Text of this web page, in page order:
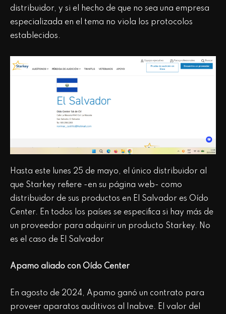
distribuidor, y si el hecho de que no sea una empresa
especializada en el tema no viola los protocolos
establecidos.
Hasta este lunes 25 de mayo, el único distribuidor al
que Starkey refiere -en su página web- como
distribuidor de sus productos en El Salvador es Oído
Center. En todos los países se especifica si hay más de
un proveedor para adquirir un producto Starkey. No
es el caso de El Salvador
Apamo aliado con Oído Center
En agosto de 2024, Apamo ganó un contrato para
proveer aparatos auditivos al Inabve. El valor del